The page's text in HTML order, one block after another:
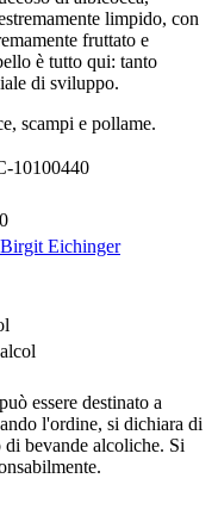
limpido, con
fruttato e
è tutto qui: tanto
di sviluppo.
scampi e pollame.
10100440
Eichinger
essere destinato a
l'ordine, si dichiara di
bevande alcoliche. Si